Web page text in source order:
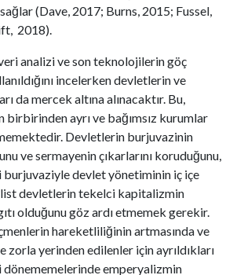
(Dave, 2017; Burns, 2015; Fussel,
2018).
analizi ve son teknolojilerin göç
incelerken devletlerin ve
da mercek altına alınacaktır. Bu,
ayrı ve bağımsız kurumlar
Devletlerin burjuvazinin
ve sermayenin çıkarlarını koruduğunu,
burjuvaziyle devlet yönetiminin iç içe
devletlerin tekelci kapitalizmin
olduğunu göz ardı etmemek gerekir.
hareketliliğinin artmasında ve
yerinden edilenler için ayrıldıkları
dönememelerinde emperyalizmin